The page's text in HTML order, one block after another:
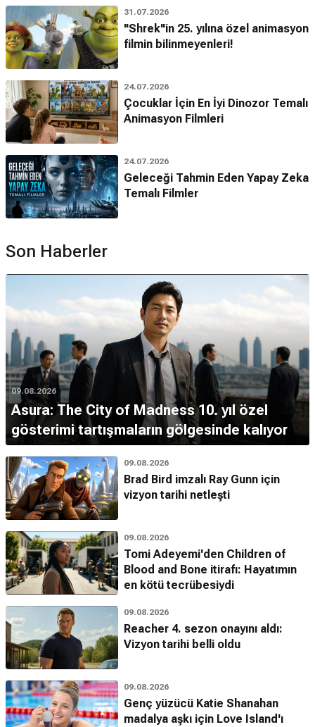
31.07.2026
"Shrek"in 25. yılına özel animasyon
filmin bilinmeyenleri!
24.07.2026
Çocuklar İçin En İyi Dinozor Temalı
Animasyon Filmleri
24.07.2026
Geleceği Tahmin Eden Yapay Zeka
Temalı Filmler
Son Haberler
09.08.2026
Asura: The City of Madness 10. yıl özel
gösterimi tartışmaların gölgesinde kalıyor
09.08.2026
Brad Bird imzalı Ray Gunn için
vizyon tarihi netleşti
09.08.2026
Tomi Adeyemi'den Children of
Blood and Bone itirafı: Hayatımın
en kötü tecrübesiydi
09.08.2026
Reacher 4. sezon onayını aldı:
Vizyon tarihi belli oldu
09.08.2026
Genç yüzücü Katie Shanahan
madalya aşkı için Love Island'ı